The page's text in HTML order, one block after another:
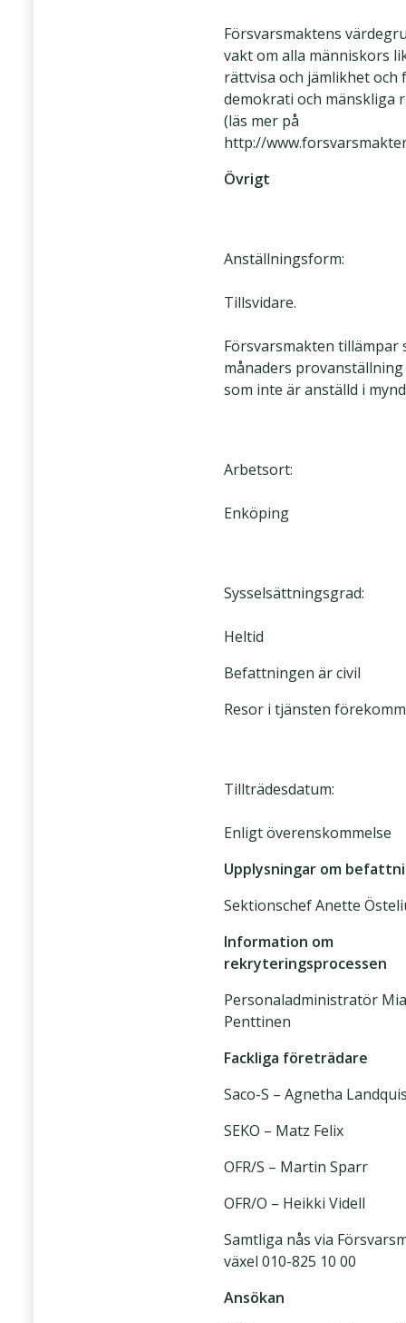
Försvarsmaktens
vakt om alla människors
rättvisa och jämlikhet och
demokrati och mänskliga
(läs mer på
http://
Övrigt
Anställningsform:
Tillsvidare.
Försvarsmakten tillämpar
månaders
som inte är anställd i
Arbetsort:
Enköping
Sysselsättningsgrad:
Heltid
Befattningen är civil
Resor i tjänsten
Tillträdesdatum:
Enligt överenskommelse
Upplysningar om
Sektionschef Anette
Information om
rekryteringsprocessen
Personaladministratör Mia
Penttinen
Fackliga företrädare
Saco-S – Agnetha
SEKO – Matz Felix
OFR/S – Martin Sparr
OFR/O – Heikki Videll
Samtliga nås via
växel 010-825 10 00
Ansökan